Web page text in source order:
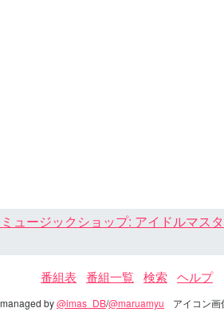
ュージックショップ: アイドルマス
番組表 番組一覧 検索 ヘルプ
managed by@imas_DB/@maruamyu アイコン画